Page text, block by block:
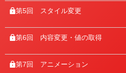
第5回 スタイル変更
第6回 内容変更・値の取得
第7回 アニメーション